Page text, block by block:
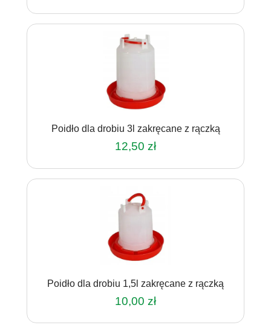
Poidło dla drobiu 3l zakręcane z rączką
12,50 zł
Poidło dla drobiu 1,5l zakręcane z rączką
10,00 zł